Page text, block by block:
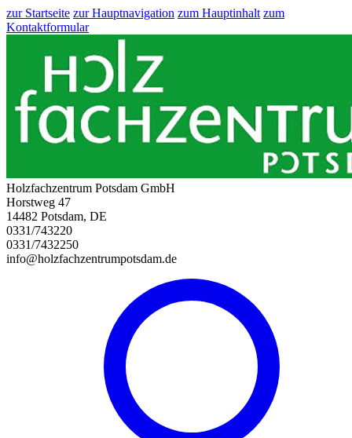
zur Startseite zur Hauptnavigation zum Hauptinhalt zum
Kontaktformular
Holzfachzentrum Potsdam GmbH
Horstweg 47
14482 Potsdam, DE
0331/743220
0331/7432250
info@holzfachzentrumpotsdam.de